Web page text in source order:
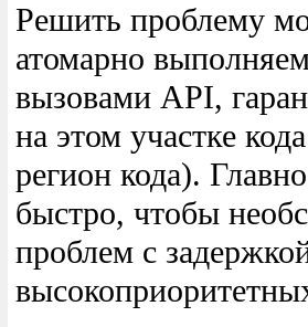
Решить проблему
атомарно
вызовами API,
на этом участке
регион кода).
быстро, чтобы
проблем с